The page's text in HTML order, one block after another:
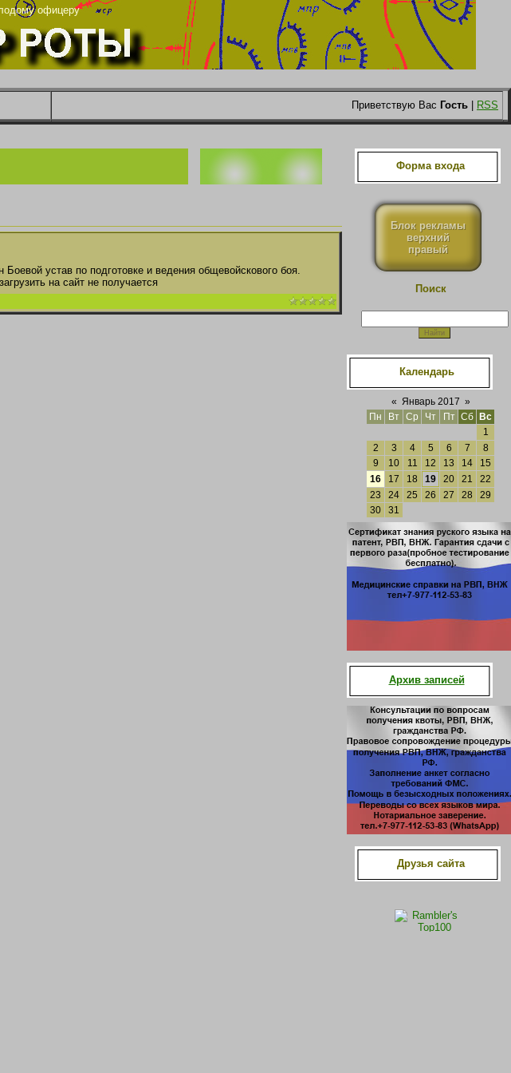
офицеру
Приветствую Вас Гость RSS
Боевой устав по подготовке и ведения общевойскового боя.
на сайт не получается
Форма входа
Блок рекламы
верхний
правый
Поиск
Календарь
« Январь 2017 »
Пн
Вт Ср Чт Пт Сб
Вс
1
2
3 4 5 6 7
8
9
10 11 12 13 14
15
16
17 18 19 20 21
22
23
24 25 26 27 28
29
30
31
Архив записей
Друзья сайта